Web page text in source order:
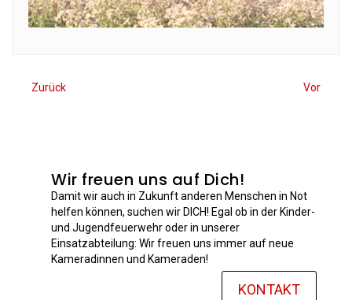
Zurück Vor
Wir freuen uns auf Dich!
Damit wir auch in Zukunft anderen Menschen in Not
helfen können, suchen wir DICH! Egal ob in der Kinder-
und Jugendfeuerwehr oder in unserer
Einsatzabteilung: Wir freuen uns immer auf neue
Kameradinnen und Kameraden!
KONTAKT